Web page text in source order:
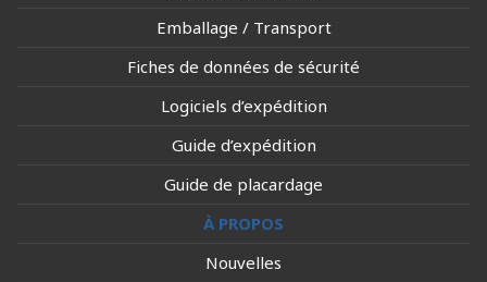
Emballage / Transport
Fiches de données de sécurité
Logiciels d’expédition
Guide d’expédition
Guide de placardage
À PROPOS
Nouvelles